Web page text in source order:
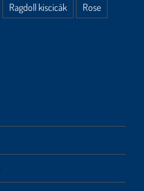
Ragdoll kiscicák
Rose